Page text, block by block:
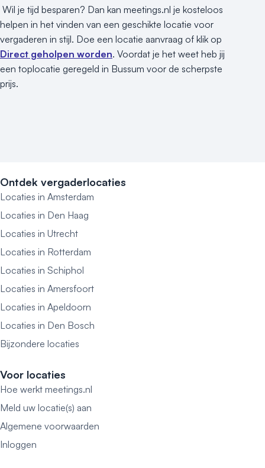
Heisessie
Hotel
Hybride events
Industriële locatie
Kasteel en landgoed
Wil je tijd besparen? Dan kan meetings.nl je kosteloos
helpen in het vinden van een geschikte locatie voor
vergaderen in stijl. Doe een locatie aanvraag of klik op
Direct geholpen worden. Voordat je het weet heb jij
een toplocatie geregeld in Bussum voor de scherpste
prijs.
Ontdek vergaderlocaties
Locaties in Amsterdam
Locaties in Den Haag
Locaties in Utrecht
Locaties in Rotterdam
Locaties in Schiphol
Locaties in Amersfoort
Locaties in Apeldoorn
Locaties in Den Bosch
Bijzondere locaties
Voor locaties
Hoe werkt meetings.nl
Meld uw locatie(s) aan
Algemene voorwaarden
Inloggen